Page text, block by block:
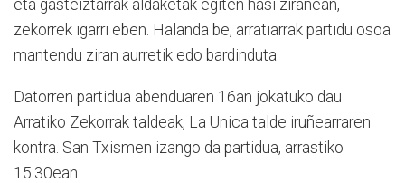
eta gasteiztarrak aldaketak egiten hasi ziranean,
zekorrek igarri eben. Halanda be, arratiarrak partidu osoa
mantendu ziran aurretik edo bardinduta.
Datorren partidua abenduaren 16an jokatuko dau
Arratiko Zekorrak taldeak, La Unica talde iruñearraren
kontra. San Txismen izango da partidua, arrastiko
15:30ean.